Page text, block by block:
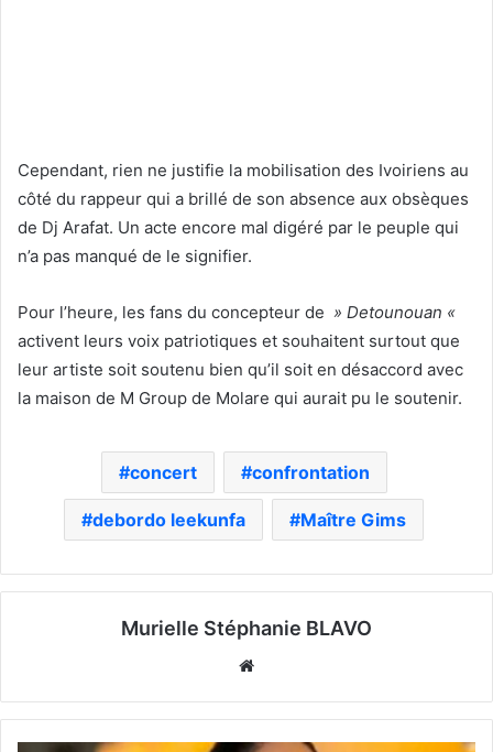
Cependant, rien ne justifie la mobilisation des Ivoiriens au
côté du rappeur qui a brillé de son absence aux obsèques
de Dj Arafat. Un acte encore mal digéré par le peuple qui
n’a pas manqué de le signifier.
Pour l’heure, les fans du concepteur de » Detounouan «
activent leurs voix patriotiques et souhaitent surtout que
leur artiste soit soutenu bien qu’il soit en désaccord avec
la maison de M Group de Molare qui aurait pu le soutenir.
concert confrontation
debordo leekunfa Maître Gims
Murielle Stéphanie BLAVO